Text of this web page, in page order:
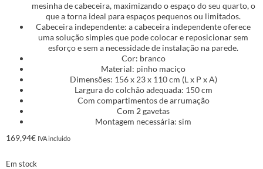
mesinha de cabeceira, maximizando o espaço do seu quarto, o
que a torna ideal para espaços pequenos ou limitados.
Cabeceira independente: a cabeceira independente oferece
uma solução simples que pode colocar e reposicionar sem
esforço e sem a necessidade de instalação na parede.
Cor: branco
Material: pinho maciço
Dimensões: 156 x 23 x 110 cm (L x P x A)
Largura do colchão adequada: 150 cm
Com compartimentos de arrumação
Com 2 gavetas
Montagem necessária: sim
169,94€ IVA incluido
Em stock